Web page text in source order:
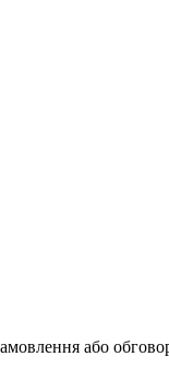
або